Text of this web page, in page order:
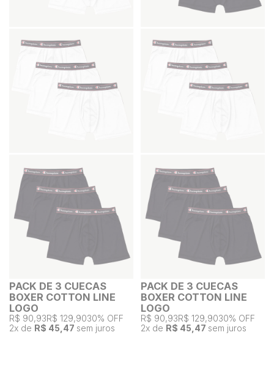
PACK DE 3 CUECAS
BOXER COTTON LINE
LOGO
R$ 90,93R$ 129,9030% OFF
2x de R$ 45,47 sem juros
PACK DE 3 CUECAS
BOXER COTTON LINE
LOGO
R$ 90,93R$ 129,9030% OFF
2x de R$ 45,47 sem juros